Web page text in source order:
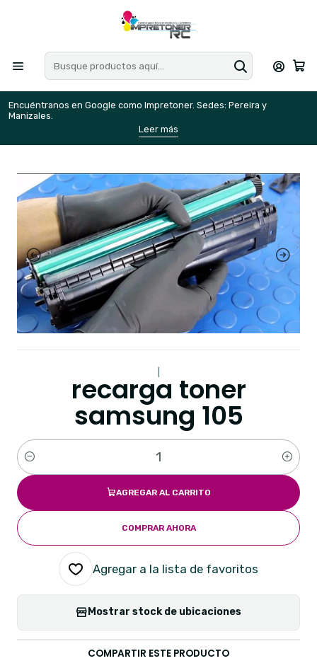
Encuéntranos en Google como Impretoner. Sedes: Pereira y
Manizales.
Leer más
recarga toner
samsung 105
Cantidad
AGREGAR AL CARRITO
COMPRAR AHORA
Agregar a la lista de favoritos
Mostrar stock de ubicaciones
COMPARTIR ESTE PRODUCTO